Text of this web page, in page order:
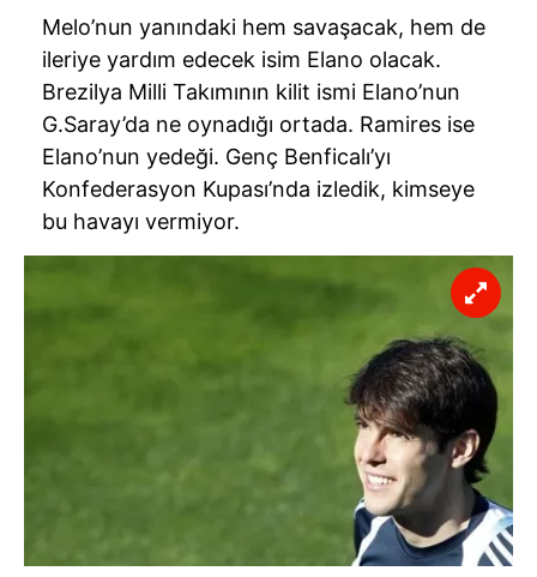
verileriniz işlenmekte olup gerekli olan çerezler bilgi
toplumu hizmetlerinin sunulması amacıyla
kullanılmaktadır. Diğer çerezler, sitemizin daha işlevsel
kılınması ve kişiselleştirilmesi ve sizlere yönelik
reklam/pazarlama faaliyetlerinin yapılması, amaçlarıyla
sınırlı olarak açık rızanız dahilinde kullanılacaktır.
Çerezlere ilişkin tercihlerinizi aşağıda yer alan panel
vasıtasıyla belirleyebilirsiniz. Çerezlere ilişkin detaylı bilgi
Çerez Bilgilendirme
6698 sayılı Kişisel Verilerin Korunması Kanunu uyarınca
hazırlanmış Aydınlatma Metnimizi okumak ve sitemizde
ilgili mevzuata uygun olarak kullanılan çerezlerle ilgili bilgi
Melo’nun yanındaki hem savaşacak, hem de
ileriye yardım edecek isim Elano olacak.
Brezilya Milli Takımının kilit ismi Elano’nun
G.Saray’da ne oynadığı ortada. Ramires ise
Elano’nun yedeği. Genç Benficalı’yı
Konfederasyon Kupası’nda izledik, kimseye
bu havayı vermiyor.